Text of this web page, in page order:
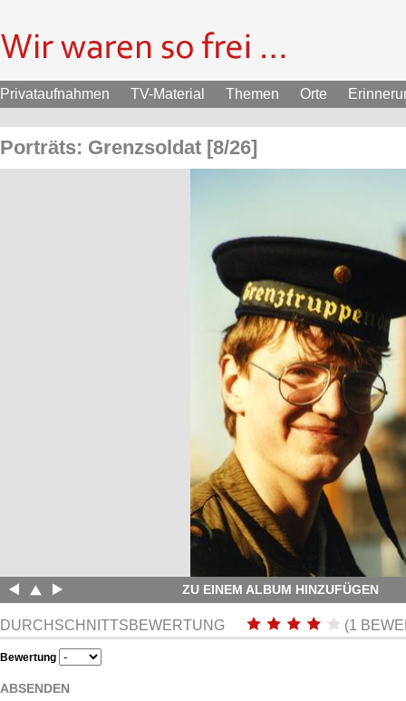
Privataufnahmen TV-Material Themen Orte
Porträts: Grenzsoldat [8/26]
ZU EINEM ALBUM HINZUFÜGEN
DURCHSCHNITTSBEWERTUNG (1
Bewertung
ABSENDEN